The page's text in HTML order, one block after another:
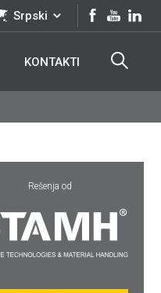
Srpski
KONTAKTI
Rešenja od